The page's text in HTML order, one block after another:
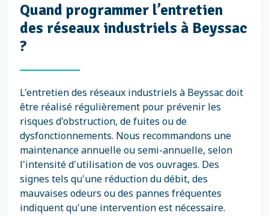
Quand programmer l’entretien
des réseaux industriels à Beyssac
?
L'entretien des réseaux industriels à Beyssac doit
être réalisé régulièrement pour prévenir les
risques d'obstruction, de fuites ou de
dysfonctionnements. Nous recommandons une
maintenance annuelle ou semi-annuelle, selon
l'intensité d'utilisation de vos ouvrages. Des
signes tels qu'une réduction du débit, des
mauvaises odeurs ou des pannes fréquentes
indiquent qu'une intervention est nécessaire.